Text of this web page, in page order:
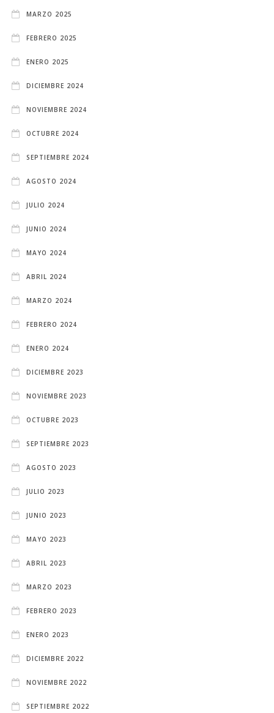
MARZO 2025
FEBRERO 2025
ENERO 2025
DICIEMBRE 2024
NOVIEMBRE 2024
OCTUBRE 2024
SEPTIEMBRE 2024
AGOSTO 2024
JULIO 2024
JUNIO 2024
MAYO 2024
ABRIL 2024
MARZO 2024
FEBRERO 2024
ENERO 2024
DICIEMBRE 2023
NOVIEMBRE 2023
OCTUBRE 2023
SEPTIEMBRE 2023
AGOSTO 2023
JULIO 2023
JUNIO 2023
MAYO 2023
ABRIL 2023
MARZO 2023
FEBRERO 2023
ENERO 2023
DICIEMBRE 2022
NOVIEMBRE 2022
SEPTIEMBRE 2022